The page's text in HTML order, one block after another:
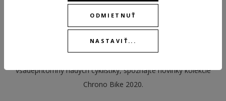
v 44mm puzdre a s 10 atmosférami vodotesnosti, prinášajú
každý rok veľa zaujímavých moderných farebných variantov a
oslovujú nadšencov nielen do cyklistiky po celom svete.
všadeprítomný nádych cyklistiky, spoznajte novinky kolekcie
Chrono Bike 2020.
ODMIETNUŤ
NASTAVIŤ...